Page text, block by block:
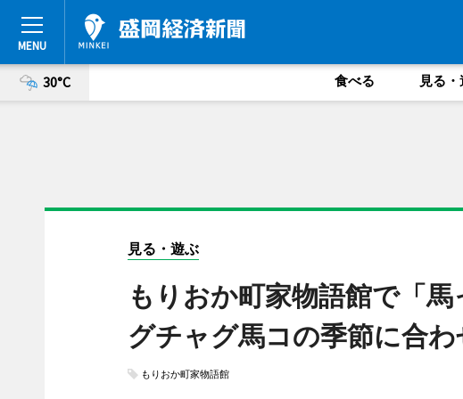
30°C 食べる 見る
見る・遊ぶ
もりおか町家物語館で「
グチャグ馬コの季節に合わ
もりおか町家物語館